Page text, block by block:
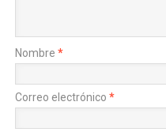
Nombre *
Correo electrónico *